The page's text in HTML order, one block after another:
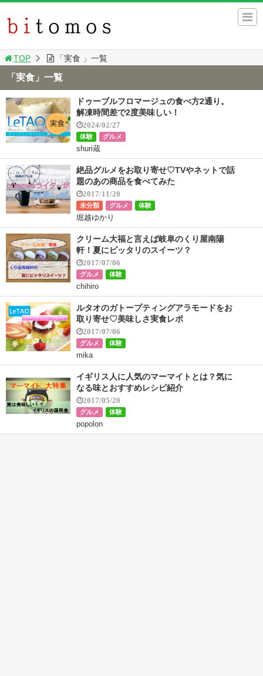
TOP 「実食 」一覧
「実食」一覧
ドゥーブルフロマージュの食べ方2通り。
解凍時間差で2度美味しい！
2024/02/27
体験 グルメ
shuri蔵
絶品グルメをお取り寄せ♡TVやネットで話
題のあの商品を食べてみた
2017/11/20
未分類 グルメ 体験
堀越ゆかり
クリーム大福と言えば岐阜のくり屋南陽
軒！夏にピッタリのスイーツ？
2017/07/06
グルメ 体験
chihiro
ルタオのガトープティングアラモードをお
取り寄せ♡美味しさ実食レポ
2017/07/06
グルメ 体験
mika
イギリス人に人気のマーマイトとは？気に
なる味とおすすめレシピ紹介
2017/05/20
グルメ 体験
popolon